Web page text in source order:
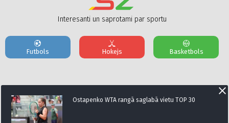
Ostapenko WTA rangā saglabā vietu TOP 30
Interesanti un saprotami par sportu
Futbols Hokejs Basketbols
Seko mums: